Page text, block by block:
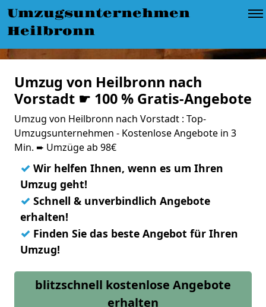
Umzugsunternehmen
Heilbronn
Umzug von Heilbronn nach
Vorstadt ☛ 100 % Gratis-Angebote
Umzug von Heilbronn nach Vorstadt : Top-
Umzugsunternehmen - Kostenlose Angebote in 3
Min. ➨ Umzüge ab 98€
✓ Wir helfen Ihnen, wenn es um Ihren
Umzug geht!
✓ Schnell & unverbindlich Angebote
erhalten!
✓ Finden Sie das beste Angebot für Ihren
Umzug!
blitzschnell kostenlose Angebote
erhalten